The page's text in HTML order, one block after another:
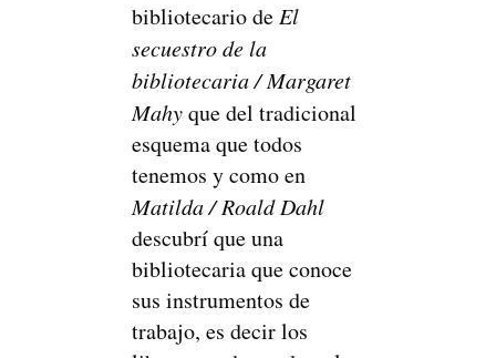
bibliotecario de El
secuestro de la
bibliotecaria / Margaret
Mahyque del tradicional
esquema que todos
tenemos y como en
Matilda / Roald Dahl
descubrí que una
bibliotecaria que conoce
sus instrumentos de
trabajo, es decir los